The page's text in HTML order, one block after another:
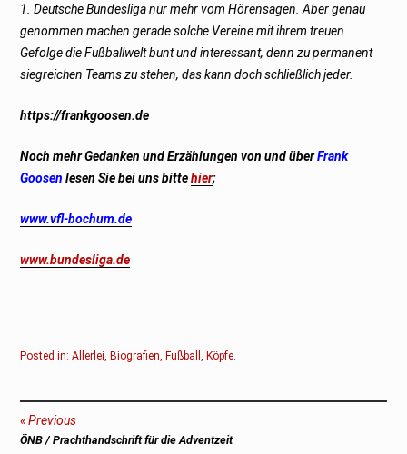
1. Deutsche Bundesliga nur mehr vom Hörensagen. Aber genau
genommen machen gerade solche Vereine mit ihrem treuen
Gefolge die Fußballwelt bunt und interessant, denn zu permanent
siegreichen Teams zu stehen, das kann doch schließlich jeder.
https://frankgoosen.de
Noch mehr Gedanken und Erzählungen von und überFrank
Goosen lesen Sie bei uns bittehier;
www.vfl-bochum.de
www.bundesliga.de
Posted in:Allerlei,Biografien,Fußball,Köpfe.
Beitragsnavigation
Previous
Previous
ÖNB / Prachthandschrift für die Adventzeit